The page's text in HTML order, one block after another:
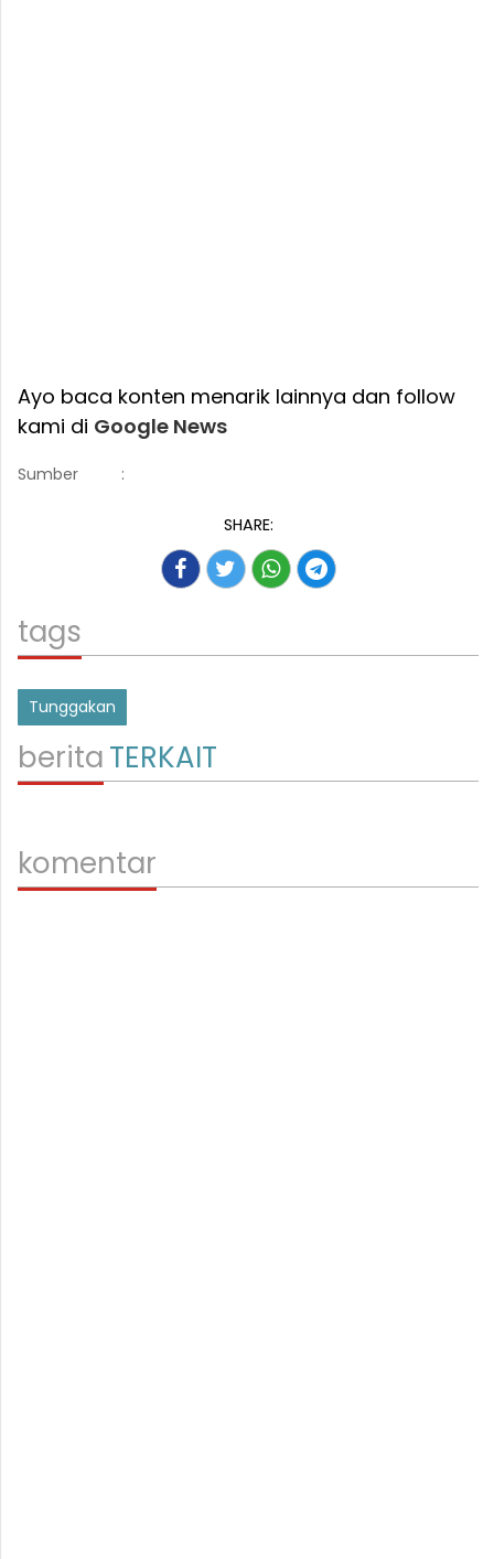
Ayo baca konten menarik lainnya dan follow
kami di Google News
Sumber :
SHARE:
tags
Tunggakan
beritaTERKAIT
komentar